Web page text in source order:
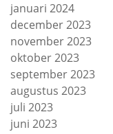
januari 2024
december 2023
november 2023
oktober 2023
september 2023
augustus 2023
juli 2023
juni 2023